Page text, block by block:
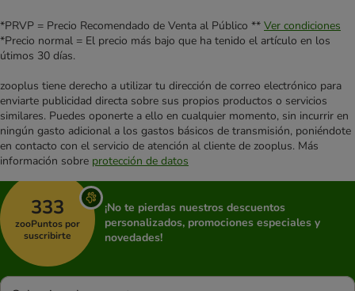
*PRVP = Precio Recomendado de Venta al Público ** Ver condiciones
*Precio normal = El precio más bajo que ha tenido el artículo en los
útimos 30 días.
zooplus tiene derecho a utilizar tu dirección de correo electrónico para
enviarte publicidad directa sobre sus propios productos o servicios
similares. Puedes oponerte a ello en cualquier momento, sin incurrir en
ningún gasto adicional a los gastos básicos de transmisión, poniéndote
en contacto con el servicio de atención al cliente de zooplus. Más
información sobre protección de datos
333
zooPuntos por
suscribirte
¡No te pierdas nuestros descuentos
personalizados, promociones especiales y
novedades!